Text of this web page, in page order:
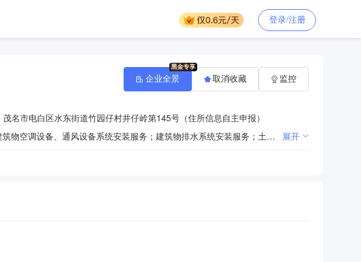
登录/注册
茂名市电白区水东街道竹园仔村井仔岭第145号（住所信息自主申报）
园林绿化工程服务；地质灾害治理服务；建筑钢结构、预制构件工程安装服务；建筑物空调设备、通风设备系统安装服务；建筑物排水系统安装服务；土石方工程服务；建筑劳务分包；路牌、路标、广告牌安装施工；室外体育设施工程施工；工程排水施工服务；架线工程服务；洁净净化工程设计与施工；房屋建筑工程施工图设计文件审查；消防设施工程设计与施工；水工金属结构防腐蚀专业施工；建筑工程、土木工程技术咨询服务；机电设备安装服务；建筑结构防水补漏；广告业；水利和内河港口工程建筑；绿化管理、养护、病虫防治服务；互联网商品销售（许可审批类商品除外）；建筑结构加固补强;商品批发贸易（许可审批类商品除外）；室内装饰设计服务；智能化安装工程服务；古建筑工程服务；通信设施安装工程服务；房屋建筑工程施工；建筑工程后期装饰、装修和清理；城市及道路照明工程施工；特种专业工程专业承包；市政公用工程施工总承包；建筑工程施工总承包；建筑机电安装工程专业承包；环保工程专业承包；机电设备安装工程专业承包；建筑装修装饰工程专业承包；电子与智能化工程专业承包；消防设施工程专业承包；建筑幕墙工程专业承包；零售：装饰用塑料、化纤、石膏、布料、消防设备、器材、五金、金属装饰材料、灯具、涂料、通信设备、开关、插座、接线板、电线电缆、绝缘材料；批发：消防设备、器材、建材、装饰材料、通讯设备及配套设备。（依法须经批准的项目，经相关部门批准后方可开展经营活动）〓 展开
企业全景 取消收藏 监控